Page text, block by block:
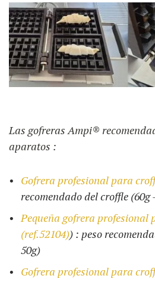
Las gofreras Ampi®
aparatos :
Gofrera profesional para
recomendado del croffle (60g
Pequeña gofrera profesional
(ref.52104)) : peso
50g)
Gofrera profesional para